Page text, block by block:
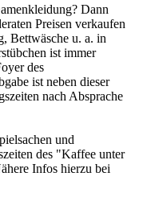
Dann
Preisen verkaufen
Bettwäsche u. a. in
ist immer
des
ist neben dieser
nach Absprache
und
des "Kaffee unter
Infos hierzu bei